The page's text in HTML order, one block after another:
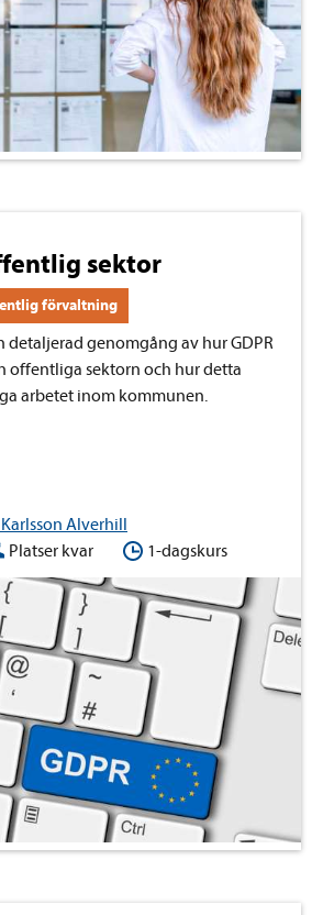
sektor
förvaltning
detaljerad genomgång av hur GDPR
offentliga sektorn och hur detta
arbetet inom kommunen.
Alverhill
Platser kvar 1-dagskurs